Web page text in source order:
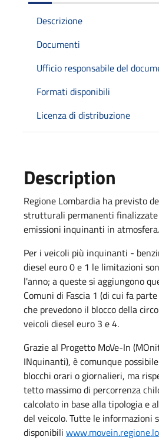
Descrizione
Documenti
Ufficio responsabile del
Formati disponibili
Licenza di distribuzione
Description
Regione Lombardia ha previsto
strutturali permanenti
emissioni inquinanti in atmosfera.
Per i veicoli più inquinanti -
diesel euro 0 e 1 le limitazioni
l'anno; a queste si aggiungono
Comuni di Fascia 1 (di cui fa
che prevedono il blocco della
veicoli diesel euro 3 e 4.
Grazie al Progetto MoVe-In
INquinanti), è comunque
blocchi orari o giornalieri, ma
tetto massimo di percorrenza
calcolato in base alla tipologia e
del veicolo. Tutte le informazioni
disponibili